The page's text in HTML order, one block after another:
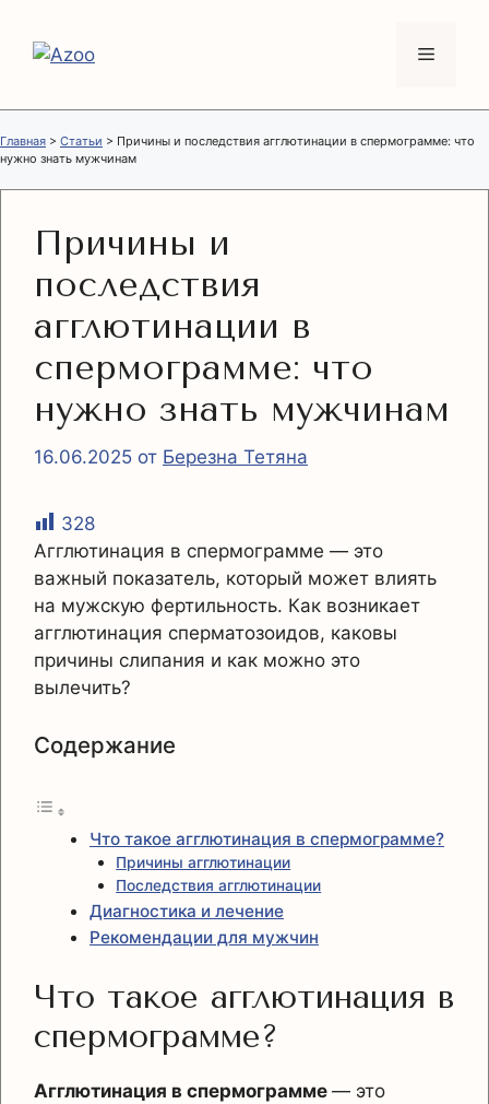
содержимому
Меню
Главная > Статьи > Причины и последствия агглютинации в спермограмме: что
нужно знать мужчинам
Причины и
последствия
агглютинации в
спермограмме: что
нужно знать мужчинам
16.06.2025 от Березна Тетяна
328
Агглютинация в спермограмме — это
важный показатель, который может влиять
на мужскую фертильность. Как возникает
агглютинация сперматозоидов, каковы
причины слипания и как можно это
вылечить?
Содержание
Что такое агглютинация в спермограмме?
Причины агглютинации
Последствия агглютинации
Диагностика и лечение
Рекомендации для мужчин
Что такое агглютинация в
спермограмме?
Агглютинация в спермограмме — это